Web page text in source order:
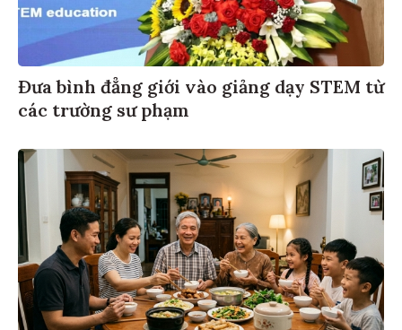
Đưa bình đẳng giới vào giảng dạy STEM từ
các trường sư phạm